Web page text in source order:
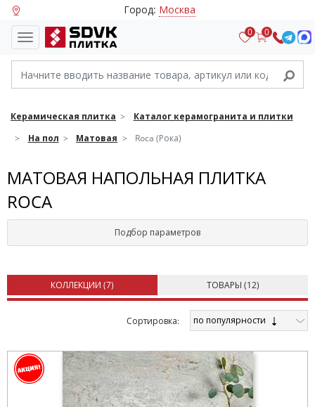
Город: Москва
0 0
Керамическая плитка
Каталог керамогранита и плитки
На пол
Матовая Roca (Рока)
МАТОВАЯ НАПОЛЬНАЯ ПЛИТКА
ROCA
Подбор параметров
КОЛЛЕКЦИИ (7) ТОВАРЫ (12)
Cортировка: по популярности